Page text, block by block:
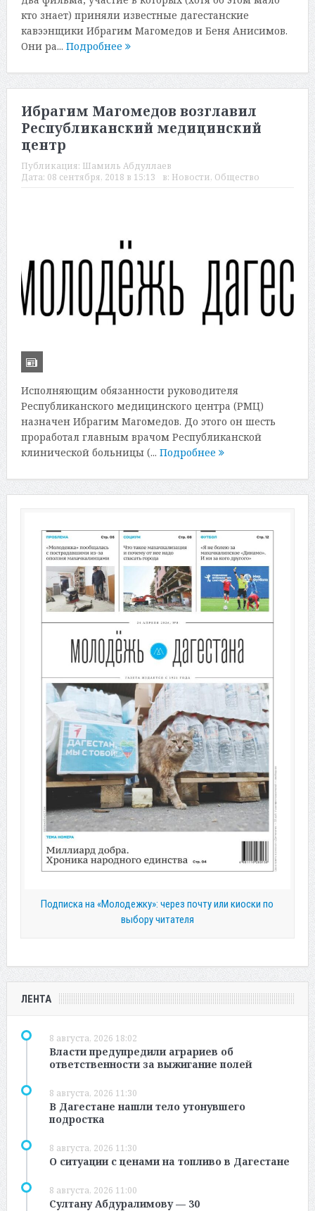
кто знает) приняли известные дагестанские
кавээнщики Ибрагим Магомедов и Беня Анисимов.
Они ра... Подробнее
Ибрагим Магомедов возглавил
Республиканский медицинский
центр
Публикация: Шамиль Абдуллаев
Дата: 08 сентября, 2018 в 15:13 в: Новости, Общество
Исполняющим обязанности руководителя
Республиканского медицинского центра (РМЦ)
назначен Ибрагим Магомедов. До этого он шесть
проработал главным врачом Республиканской
клинической больницы (... Подробнее
Подписка на «Молодежку»: через почту или киоски по
выбору читателя
ЛЕНТА
8 августа, 2026 18:02
Власти предупредили аграриев об
ответственности за выжигание полей
8 августа, 2026 11:30
В Дагестане нашли тело утонувшего
подростка
8 августа, 2026 11:30
О ситуации с ценами на топливо в Дагестане
8 августа, 2026 11:00
Султану Абдуралимову — 30